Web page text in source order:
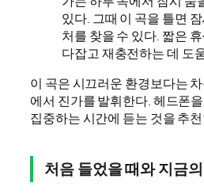
있다. 그때 이 곡을 틀면
처를 찾을 수 있다. 짧은
다잡고 재충전하는 데 도
이 곡은 시끄러운 환경보다는
에서 진가를 발휘한다. 헤드폰
집중하는 시간에 듣는 것을 추
처음 들었을 때와 지금